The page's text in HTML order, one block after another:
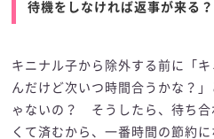
待機をしなければ返事が来る
キニナル子から除外する前に「
んだけど次いつ時間合うかな？
ゃないの？ そうしたら、待ち合
くて済むから、一番時間の節約